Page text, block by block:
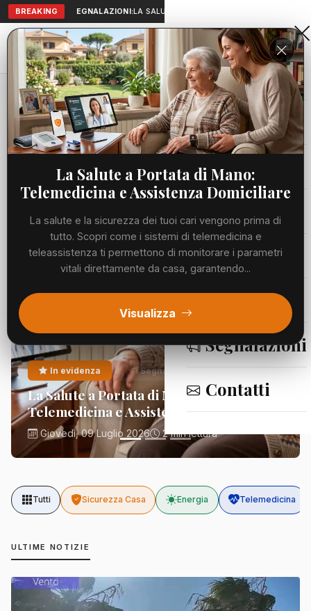
BREAKING SEGNALAZIONI:LA SALUTE A PORTATA DI MANO:
Aranova • NET
PORTALE UTILE AL TERRITORIO
Home
Cronaca
Viabilità
Utilità
Meteo
Eventi
Segnalazioni
Contatti
La Salute a Portata di Mano:
Telemedicina e Assistenza Domiciliare
La salute e la sicurezza dei tuoi cari vengono prima di
tutto. Scopri come i sistemi di telemedicina e
teleassistenza ti permettono di monitorare i parametri
vitali direttamente da casa, garantendo...
Visualizza
In evidenza Segnalazioni
La Salute a Portata di Mano:
Telemedicina e Assistenza Domiciliare
Giovedì, 09 Luglio 2026 2 min lettura
Tutti Sicurezza Casa Energia Telemedicina
ULTIME NOTIZIE